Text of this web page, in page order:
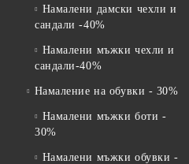
Намалени дамски чехли и
сандали -40%
Намалени мъжки чехли и
сандали-40%
Намаление на обувки - 30%
Намалени мъжки боти -
30%
Намалени мъжки обувки -